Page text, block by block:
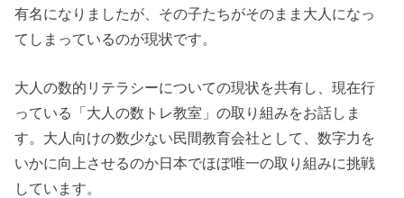
有名になりましたが、その子たちがそのまま大人になっ
てしまっているのが現状です。
大人の数的リテラシーについての現状を共有し、現在行
っている「大人の数トレ教室」の取り組みをお話しま
す。大人向けの数少ない民間教育会社として、数字力を
いかに向上させるのか日本でほぼ唯一の取り組みに挑戦
しています。